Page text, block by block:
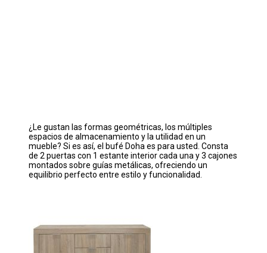
¿Le gustan las formas geométricas, los múltiples
espacios de almacenamiento y la utilidad en un
mueble? Si es así, el bufé Doha es para usted. Consta
de 2 puertas con 1 estante interior cada una y 3 cajones
montados sobre guías metálicas, ofreciendo un
equilibrio perfecto entre estilo y funcionalidad.